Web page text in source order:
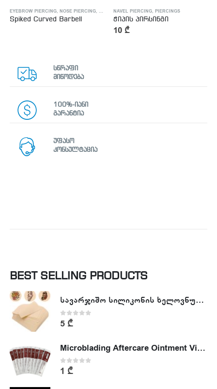
PIERCING,PIERCINGS
EYEBROW PIERCING, NOSE PIERCING, PIERCINGS
Spiked Curved Barbell
NAVEL PIERCING, PIERCINGS
ჭიპის პირსინგი
10 ₾
სწრაფი
მიწოდება
100%-იანი
გარანტია
უფასო
კონსულტაცია
BEST SELLING PRODUCTS
სავარჯიშო სილიკონის ხელოვნური კანი - Tattoo Practike skin
0out of 5
5 ₾
Microblading Aftercare Ointment Vitamin A&D
0 out of 5
1 ₾